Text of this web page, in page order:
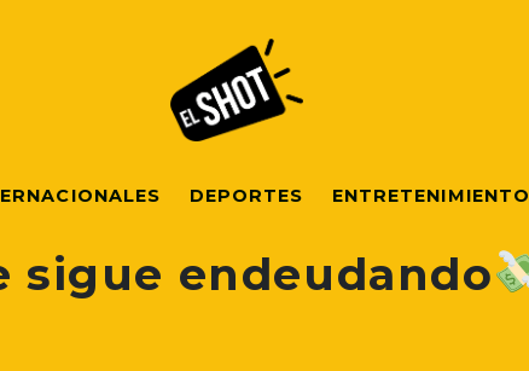
DEPORTES ENTRETENIMIENTO
sigue endeudando